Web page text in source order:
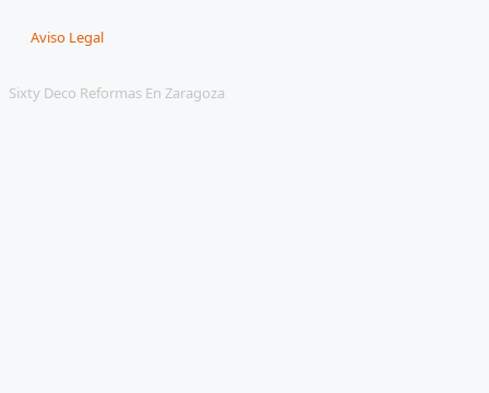
Aviso Legal
Sixty Deco Reformas En Zaragoza